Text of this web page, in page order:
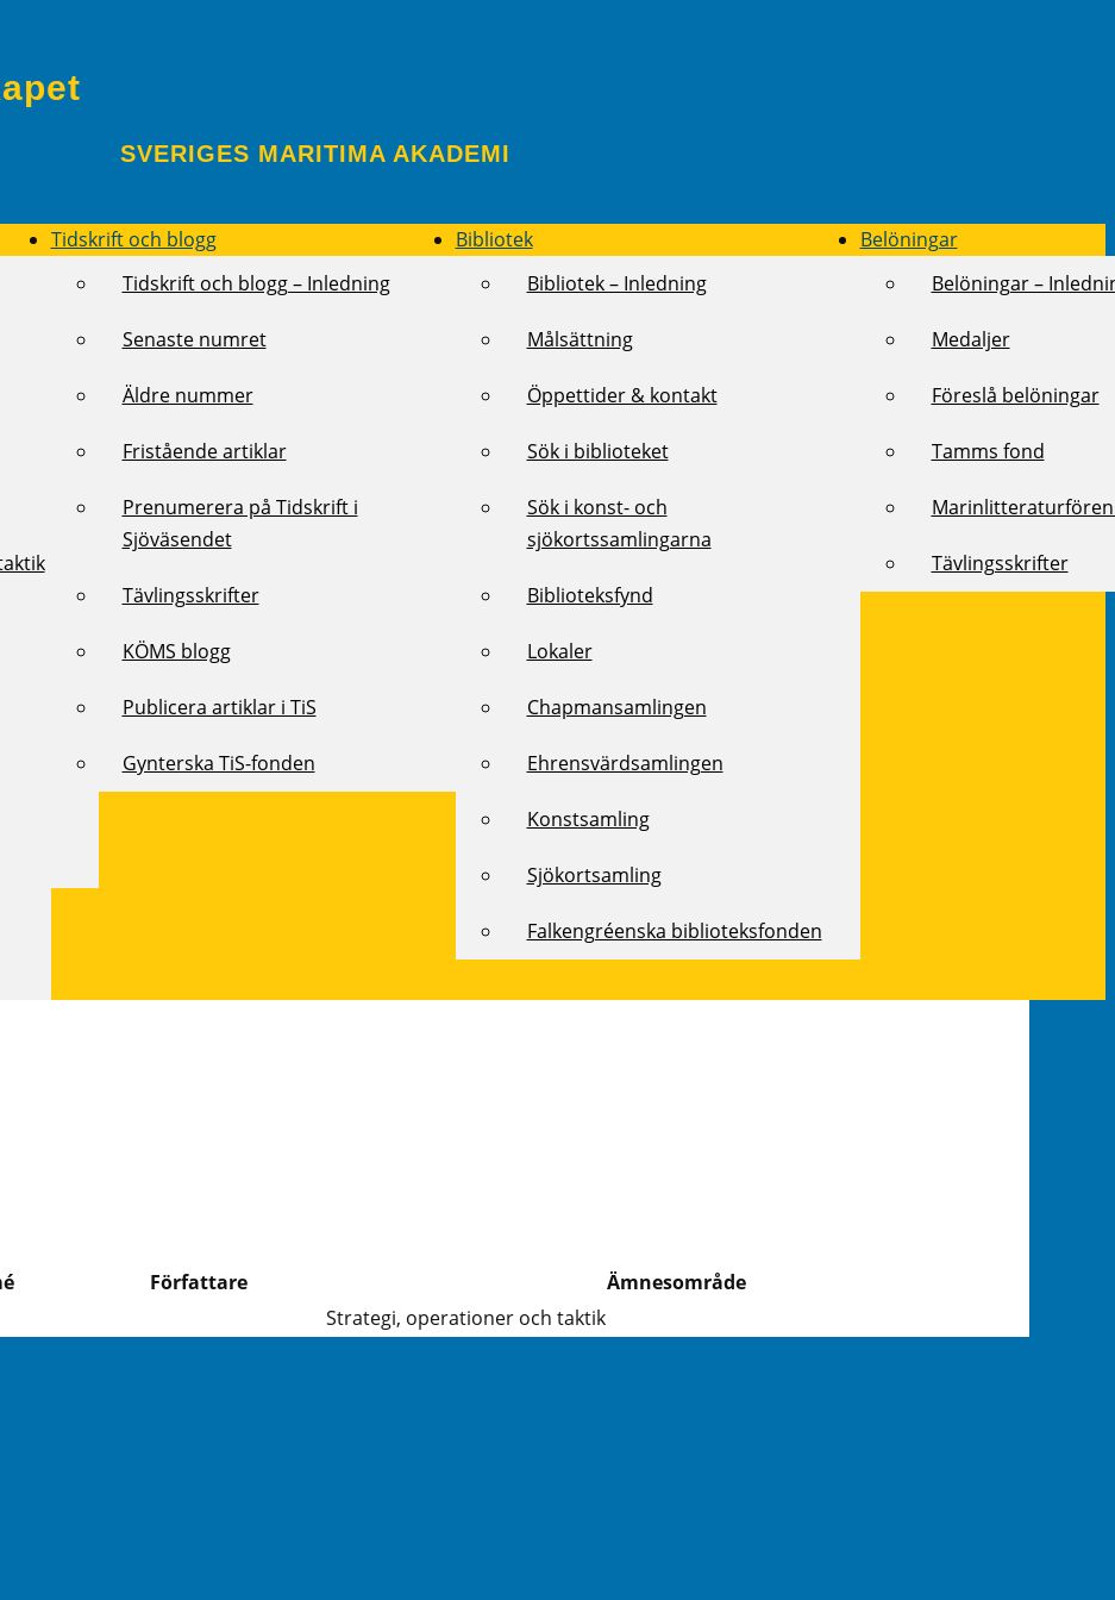
SVERIGES MARITIMA AKADEMI
Tidskrift och blogg
Tidskrift och blogg – Inledning
Senaste numret
Äldre nummer
Fristående artiklar
Prenumerera på Tidskrift i
Sjöväsendet
Tävlingsskrifter
KÖMS blogg
Publicera artiklar i TiS
Gynterska TiS-fonden
Bibliotek
Bibliotek – Inledning
Målsättning
Öppettider & kontakt
Sök i biblioteket
Sök i konst- och
sjökortssamlingarna
Biblioteksfynd
Lokaler
Chapmansamlingen
Ehrensvärdsamlingen
Konstsamling
Sjökortsamling
Falkengréenska biblioteksfonden
Belöningar
Belöningar –
Medaljer
Föreslå belöningar
Tamms fond
Tävlingsskrifter
Författare
Ämnesområde
Strategi, operationer och taktik